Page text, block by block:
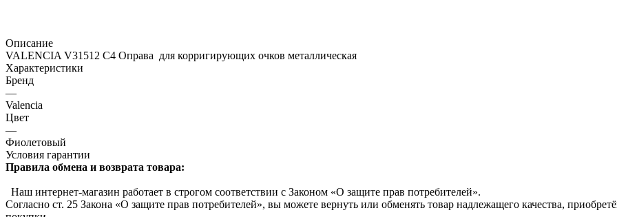
Описание
VALENCIA V31512 C4 Оправа для корригирующих очков металлическая
Характеристики
Бренд
—
Valencia
Цвет
—
Фиолетовый
Условия гарантии
Правила обмена и возврата товара:
Наш интернет-магазин работает в строгом соответствии с Законом «О защите прав потребителей».
Согласно ст. 25 Закона «О защите прав потребителей», вы можете вернуть или обменять товар надлежащего качества,